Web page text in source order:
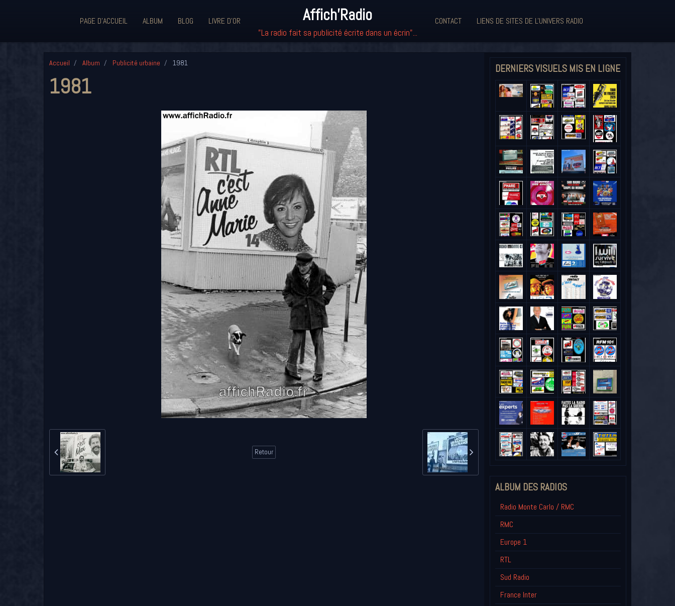
PAGE D'ACCUEIL ALBUM BLOG LIVRE D'OR Affich'Radio
"La radio fait sa publicité écrite dans un écrin"...
CONTACT LIENS DE SITES DE L'UNIVERS RADIO
Accueil Album Publicité urbaine 1981
1981
Retour
DERNIERS VISUELS MIS EN LIGNE
ALBUM DES RADIOS
Radio Monte Carlo / RMC
RMC
Europe 1
RTL
Sud Radio
France Inter